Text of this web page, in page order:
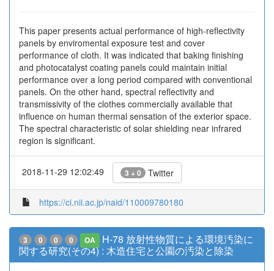
This paper presents actual performance of high-reflectivity
panels by enviromental exposure test and cover
performance of cloth. It was indicated that baking finishing
and photocatalyst coating panels could maintain initial
performance over a long period compared with conventional
panels. On the other hand, spectral reflectivity and
transmissivity of the clothes commercially available that
influence on human thermal sensation of the exterior space.
The spectral characteristic of solar shielding near infrared
region is significant.
2018-11-29 12:02:49 3 + 0 Twitter
https://ci.nii.ac.jp/naid/110009780180
3 0 0 0 OA
H-78 放射性物質による環境汚染に
関する研究(その4) : 木造住宅と公園の汚染と除染